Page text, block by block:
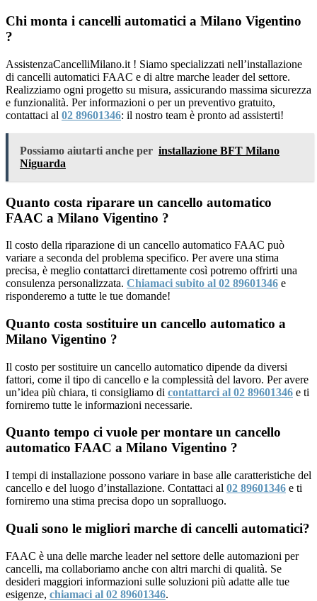
Chi monta i cancelli automatici a Milano Vigentino
?
AssistenzaCancelliMilano.it ! Siamo specializzati nell’installazione
di cancelli automatici FAAC e di altre marche leader del settore.
Realizziamo ogni progetto su misura, assicurando massima sicurezza
e funzionalità. Per informazioni o per un preventivo gratuito,
contattaci al 02 89601346: il nostro team è pronto ad assisterti!
Possiamo aiutarti anche per installazione BFT Milano
Niguarda
Quanto costa riparare un cancello automatico
FAAC a Milano Vigentino ?
Il costo della riparazione di un cancello automatico FAAC può
variare a seconda del problema specifico. Per avere una stima
precisa, è meglio contattarci direttamente così potremo offrirti una
consulenza personalizzata. Chiamaci subito al 02 89601346 e
risponderemo a tutte le tue domande!
Quanto costa sostituire un cancello automatico a
Milano Vigentino ?
Il costo per sostituire un cancello automatico dipende da diversi
fattori, come il tipo di cancello e la complessità del lavoro. Per avere
un’idea più chiara, ti consigliamo di contattarci al 02 89601346 e ti
forniremo tutte le informazioni necessarie.
Quanto tempo ci vuole per montare un cancello
automatico FAAC a Milano Vigentino ?
I tempi di installazione possono variare in base alle caratteristiche del
cancello e del luogo d’installazione. Contattaci al 02 89601346 e ti
forniremo una stima precisa dopo un sopralluogo.
Quali sono le migliori marche di cancelli automatici?
FAAC è una delle marche leader nel settore delle automazioni per
cancelli, ma collaboriamo anche con altri marchi di qualità. Se
desideri maggiori informazioni sulle soluzioni più adatte alle tue
esigenze, chiamaci al 02 89601346.